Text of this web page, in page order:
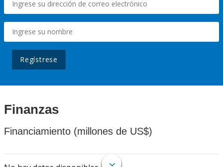
Regístrese
Finanzas
Financiamiento (millones de US$)